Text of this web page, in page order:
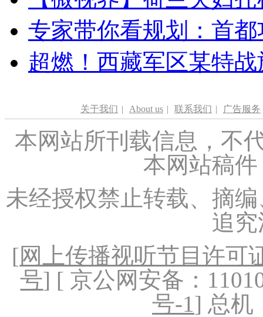
专家带你看规划：首
超燃！西藏军区某特
关于我们 | About us | 联系我们 | 广告服务
本网站所刊载信息，不
本网站稿
未经授权禁止转载、摘
追
[网上传播视听节目许可
号] [ 京公网安备：
号-1] 总机